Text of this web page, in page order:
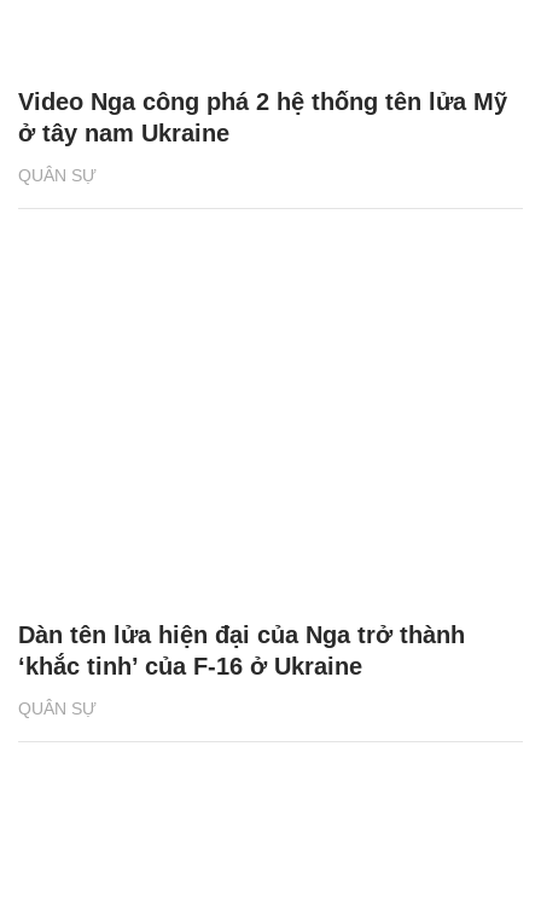
QUÂN SỰ
Video Nga công phá 2 hệ thống tên lửa Mỹ
ở tây nam Ukraine
QUÂN SỰ
Dàn tên lửa hiện đại của Nga trở thành
‘khắc tinh’ của F-16 ở Ukraine